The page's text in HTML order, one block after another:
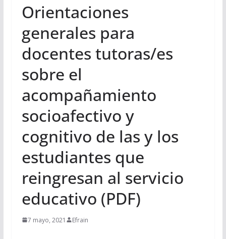
Orientaciones
generales para
docentes tutoras/es
sobre el
acompañamiento
socioafectivo y
cognitivo de las y los
estudiantes que
reingresan al servicio
educativo (PDF)
7 mayo, 2021 Efrain